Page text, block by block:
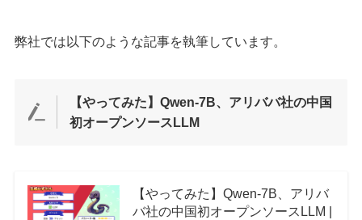
弊社では以下のような記事を執筆しています。
【やってみた】Qwen-7B、アリババ社の中国
初オープンソースLLM
【やってみた】Qwen-7B、アリバ
バ社の中国初オープンソースLLM |